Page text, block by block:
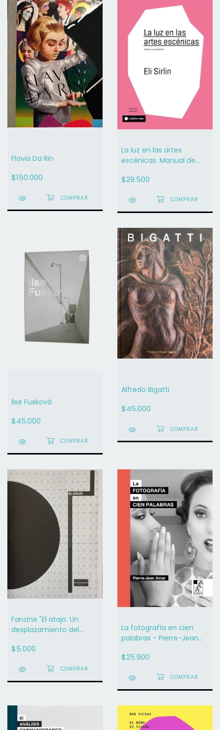
Flavia Da Rin
$150.000
La luz en las artes
escénicas. Manual de
$29.500
Ilse Fusková
$45.000
Alfredo Bigatti
$45.000
Fanzine "El atajo. Un
desplazamiento del
$5.000
La fotografía en cien
palabras - Pierre-Jean
$25.900